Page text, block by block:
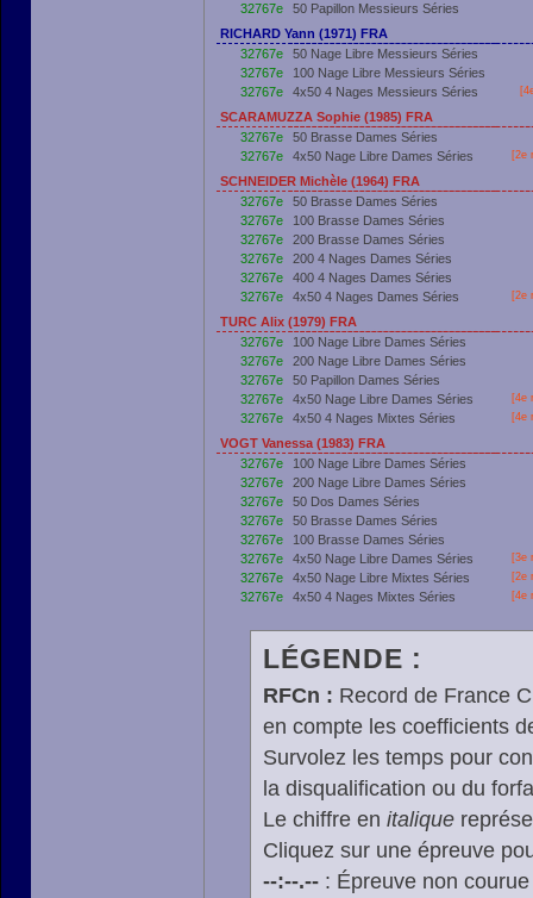
32767e
50 Papillon Messieurs Séries
RICHARD Yann (1971) FRA
32767e
50 Nage Libre Messieurs Séries
32767e
100 Nage Libre Messieurs Séries
32767e
4x50 4 Nages Messieurs Séries
SCARAMUZZA Sophie (1985) FRA
32767e
50 Brasse Dames Séries
32767e
4x50 Nage Libre Dames Séries [2e
SCHNEIDER Michèle (1964) FRA
32767e
50 Brasse Dames Séries
32767e
100 Brasse Dames Séries
32767e
200 Brasse Dames Séries
32767e
200 4 Nages Dames Séries
32767e
400 4 Nages Dames Séries
32767e
4x50 4 Nages Dames Séries [2e
TURC Alix (1979) FRA
32767e
100 Nage Libre Dames Séries
32767e
200 Nage Libre Dames Séries
32767e
50 Papillon Dames Séries
32767e
4x50 Nage Libre Dames Séries [4e
32767e 4x50 4 Nages Mixtes Séries [4e
VOGT Vanessa (1983) FRA
32767e
100 Nage Libre Dames Séries
32767e
200 Nage Libre Dames Séries
32767e
50 Dos Dames Séries
32767e
50 Brasse Dames Séries
32767e
100 Brasse Dames Séries
32767e
4x50 Nage Libre Dames Séries [3e
32767e 4x50 Nage Libre Mixtes Séries [2e
32767e 4x50 4 Nages Mixtes Séries [4e
LÉGENDE :
RFCn : Record de France
en compte les coefficients
Survolez les temps pour
la disqualification ou du
Le chiffre en italique
Cliquez sur une épreuve
--:--.--: Épreuve non